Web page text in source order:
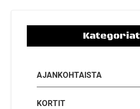
Kategoriat
AJANKOHTAISTA
KORTIT